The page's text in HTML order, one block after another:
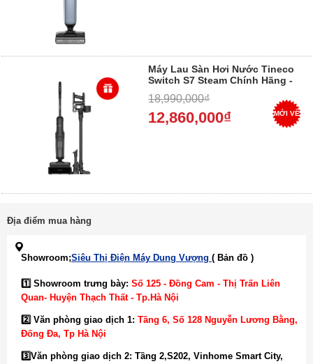
Máy Lau Sàn Hơi Nước Tineco
Switch S7 Steam Chính Hãng -
Hành 24 Tháng 2026
18,990,000₫
12,860,000₫ MỚI VỀ
Địa điểm mua hàng
Showroom;Siêu Thị Điện Máy Dung Vượng ( Bản đồ )
1️⃣ Showroom trưng bày: Số 125 - Đồng Cam - Thị Trấn Liên
Quan- Huyện Thạch Thất - Tp.Hà Nội
2️⃣ Văn phòng giao dịch 1: Tầng 6, Số 128 Nguyễn Lương Bằng,
Đống Đa, Tp Hà Nội
3️⃣Văn phòng giao dịch 2: Tầng 2,S202, Vinhome Smart City,